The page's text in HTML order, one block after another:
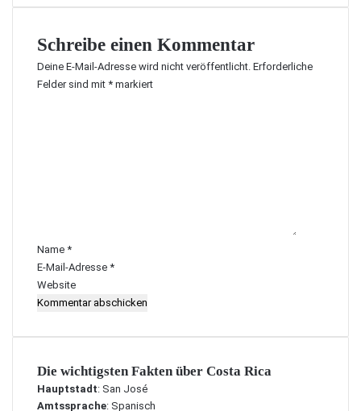
Schreibe einen Kommentar
Deine E-Mail-Adresse wird nicht veröffentlicht. Erforderliche
Felder sind mit * markiert
r
*
Name *
E-Mail-Adresse *
Website
Die wichtigsten Fakten über Costa Rica
Hauptstadt: San José
Amtssprache: Spanisch